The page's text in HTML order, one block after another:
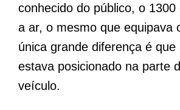
conhecido do público, o
a ar, o mesmo que equipava
única grande diferença é que
estava posicionado na parte
veículo.